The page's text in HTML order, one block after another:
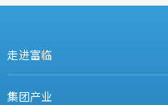
走进富临
集团产业